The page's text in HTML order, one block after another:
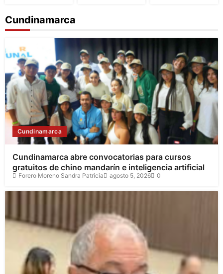
Cundinamarca
Cundinamarca
Cundinamarca abre convocatorias para cursos
gratuitos de chino mandarín e inteligencia artificial
Forero Moreno Sandra Patricia agosto 5, 2026 0